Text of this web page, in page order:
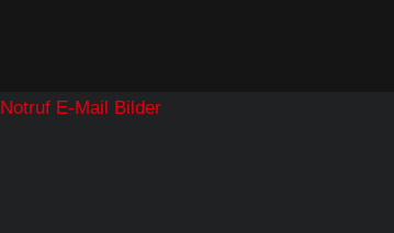
Notruf E-Mail Bilder